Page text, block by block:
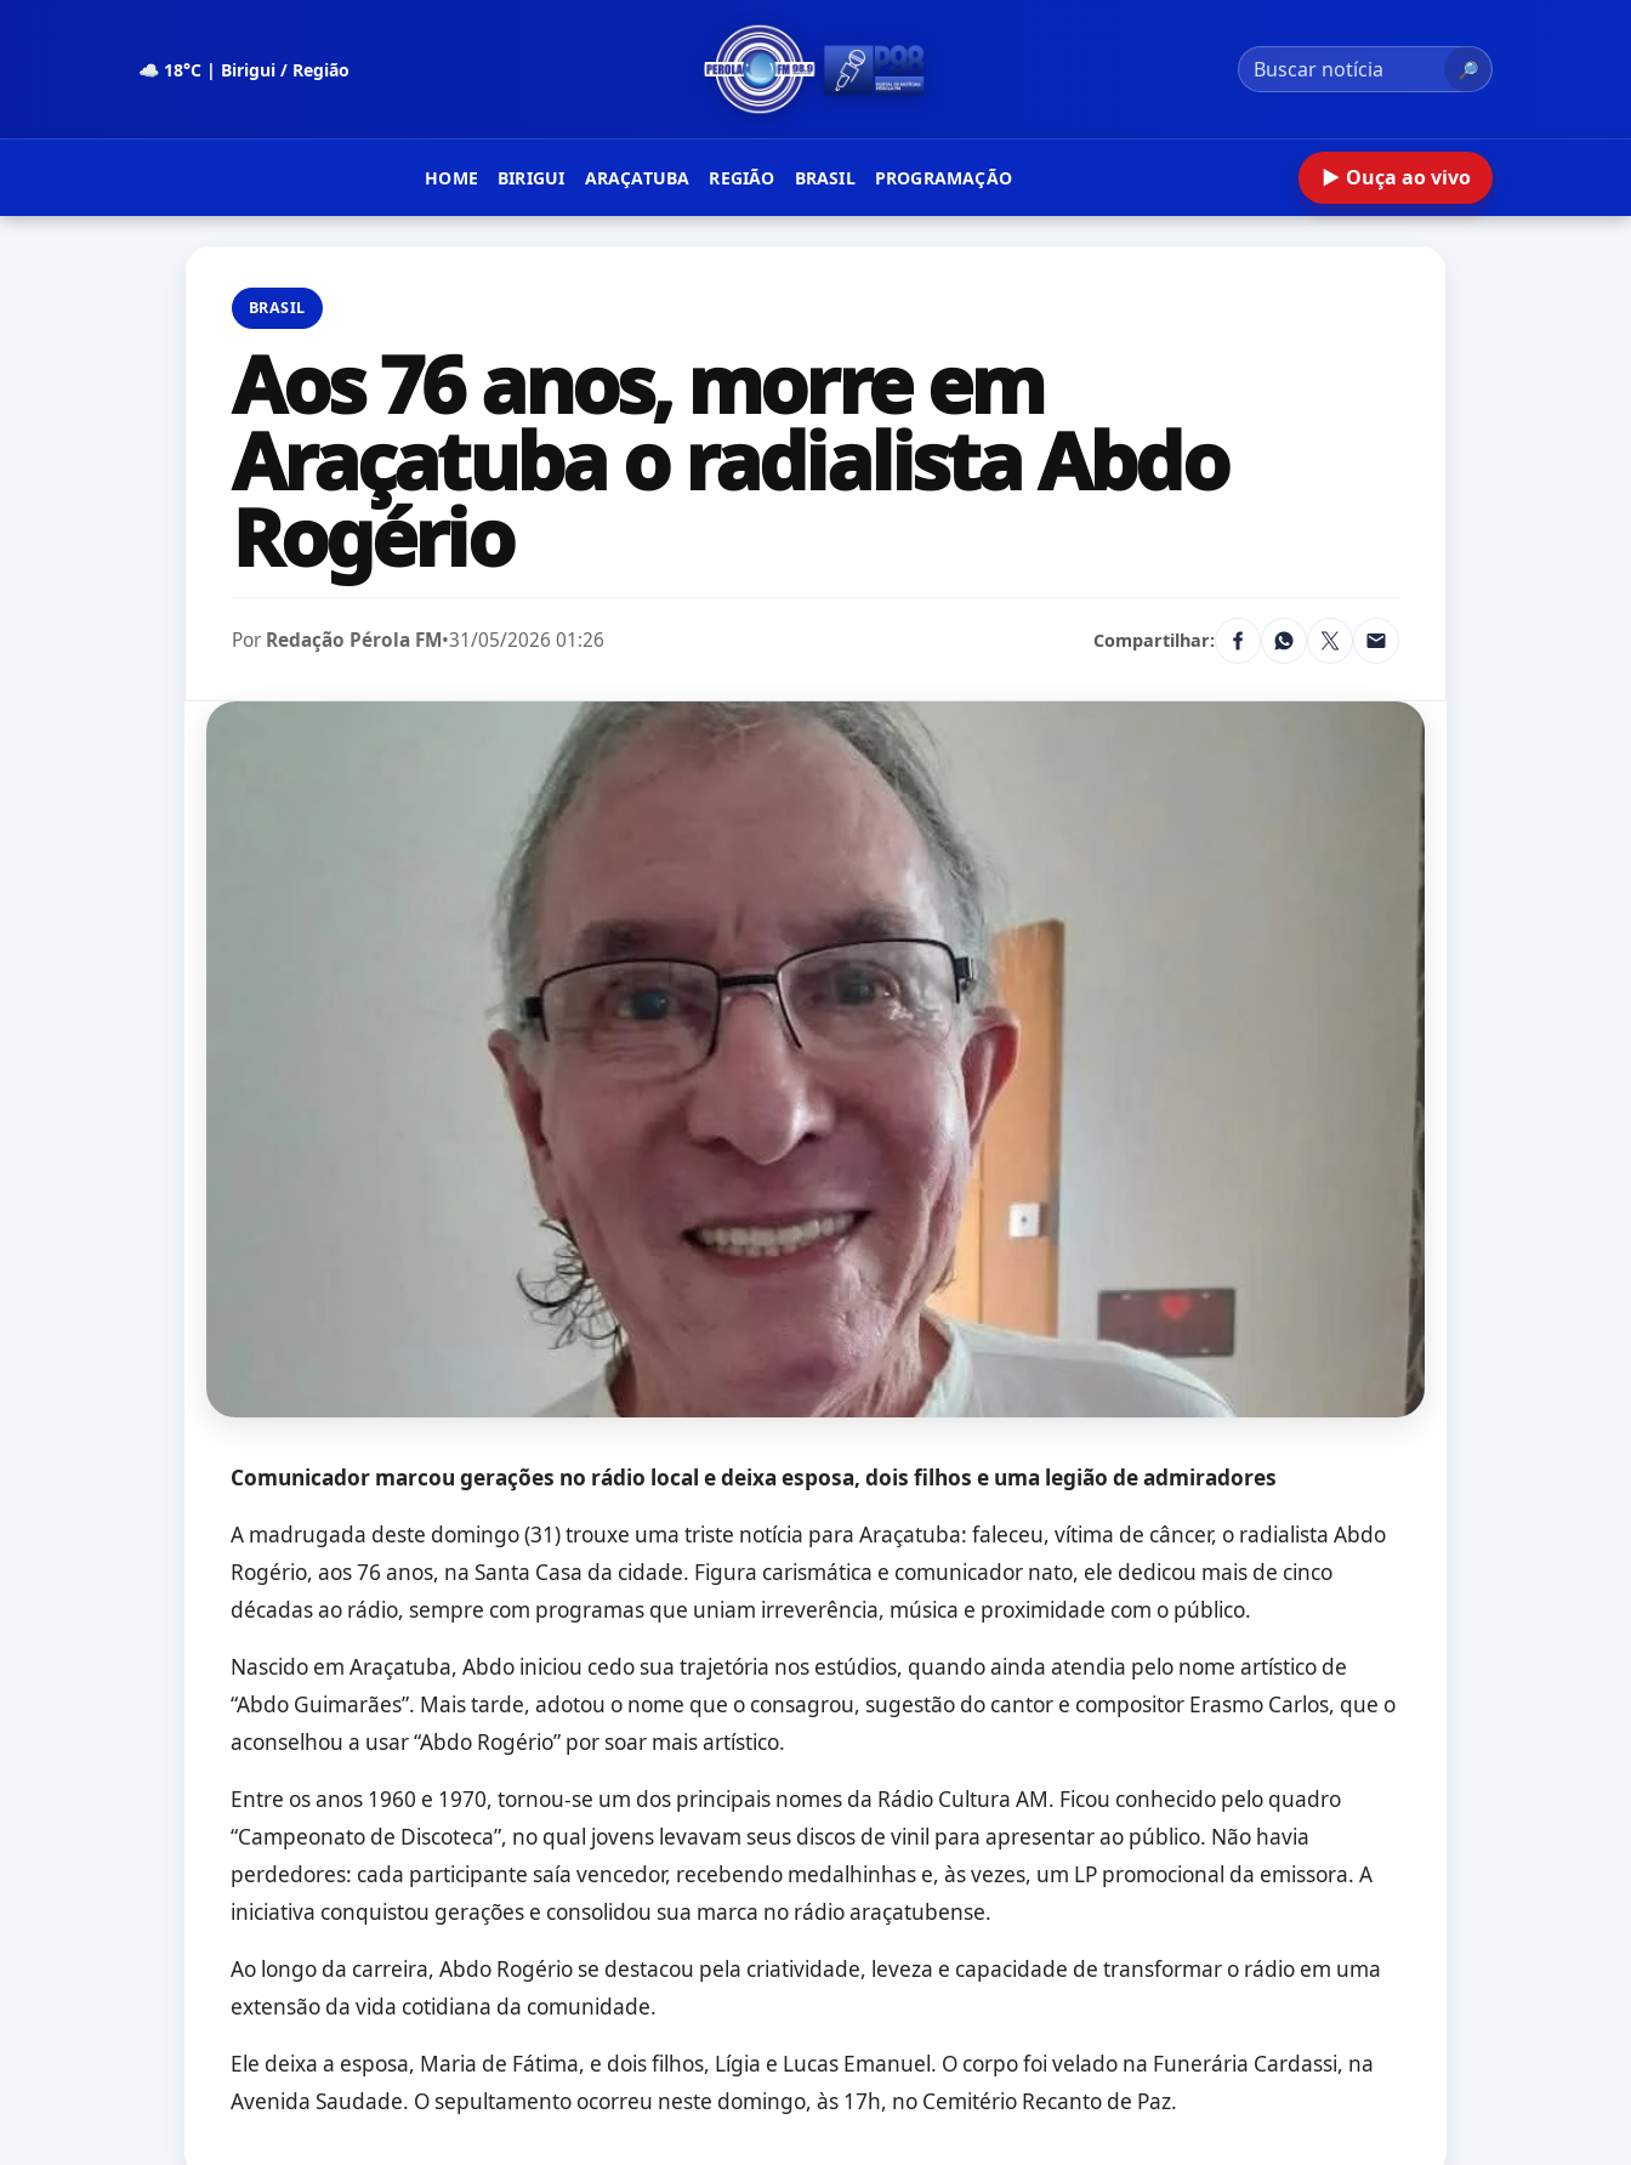
☁ 18°C | Birigui / Região 🔎
HOME BIRIGUI ARAÇATUBA REGIÃO BRASIL PROGRAMAÇÃO ▶ Ouça ao vivo
BRASIL
Aos 76 anos, morre em
Araçatuba o radialista Abdo
Rogério
Por Redação Pérola FM•31/05/2026 01:26 Compartilhar:
Comunicador marcou gerações no rádio local e deixa esposa, dois filhos e uma legião de admiradores
A madrugada deste domingo (31) trouxe uma triste notícia para Araçatuba: faleceu, vítima de câncer, o radialista Abdo
Rogério, aos 76 anos, na Santa Casa da cidade. Figura carismática e comunicador nato, ele dedicou mais de cinco
décadas ao rádio, sempre com programas que uniam irreverência, música e proximidade com o público.
Nascido em Araçatuba, Abdo iniciou cedo sua trajetória nos estúdios, quando ainda atendia pelo nome artístico de
“Abdo Guimarães”. Mais tarde, adotou o nome que o consagrou, sugestão do cantor e compositor Erasmo Carlos, que o
aconselhou a usar “Abdo Rogério” por soar mais artístico.
Entre os anos 1960 e 1970, tornou-se um dos principais nomes da Rádio Cultura AM. Ficou conhecido pelo quadro
“Campeonato de Discoteca”, no qual jovens levavam seus discos de vinil para apresentar ao público. Não havia
perdedores: cada participante saía vencedor, recebendo medalhinhas e, às vezes, um LP promocional da emissora. A
iniciativa conquistou gerações e consolidou sua marca no rádio araçatubense.
Ao longo da carreira, Abdo Rogério se destacou pela criatividade, leveza e capacidade de transformar o rádio em uma
extensão da vida cotidiana da comunidade.
Ele deixa a esposa, Maria de Fátima, e dois filhos, Lígia e Lucas Emanuel. O corpo foi velado na Funerária Cardassi, na
Avenida Saudade. O sepultamento ocorreu neste domingo, às 17h, no Cemitério Recanto de Paz.